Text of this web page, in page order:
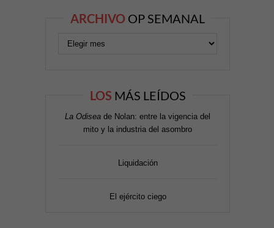
ARCHIVO OP SEMANAL
LOS MÁS LEÍDOS
La Odisea de Nolan: entre la vigencia del
mito y la industria del asombro
Liquidación
El ejército ciego